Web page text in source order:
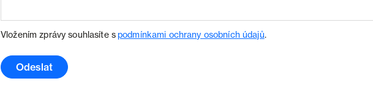
Vložením zprávy souhlasíte spodmínkami ochrany osobních údajů.
Odeslat